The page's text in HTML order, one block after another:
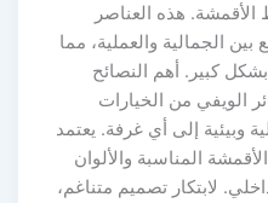
الأقمشة. هذه العناصر
الجمالية والعملية، مما
كبير. أهم النصائح
الويفي من الخيارات
وبيئية إلى أي غرفة. يعتمد
المناسبة والألوان
لابتكار تصميم متناغم،